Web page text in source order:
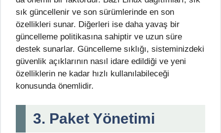
sık güncellenir ve son sürümlerinde en son
özellikleri sunar. Diğerleri ise daha yavaş bir
güncelleme politikasına sahiptir ve uzun süre
destek sunarlar. Güncelleme sıklığı, sisteminizdeki
güvenlik açıklarının nasıl idare edildiği ve yeni
özelliklerin ne kadar hızlı kullanılabileceği
konusunda önemlidir.
3. Paket Yönetimi